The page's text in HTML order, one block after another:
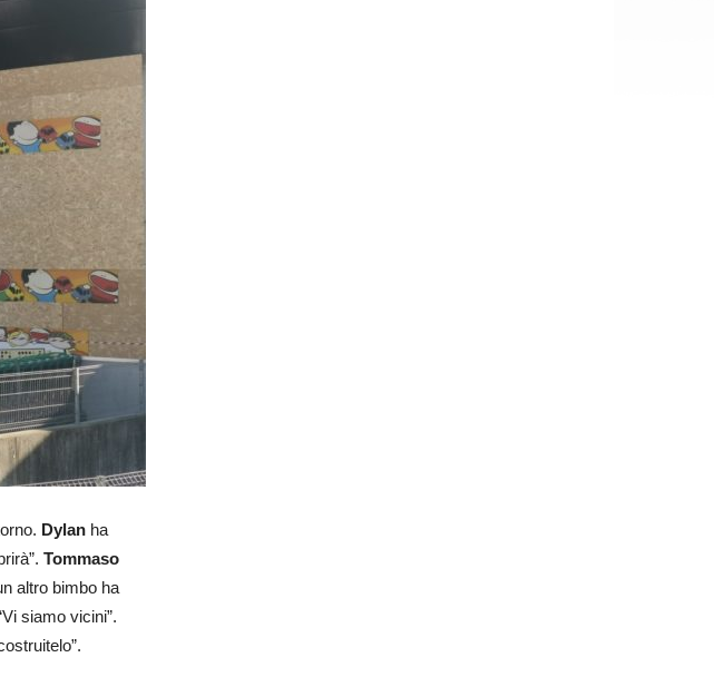
Dylan ha
Tommaso
altro bimbo ha
siamo vicini”.